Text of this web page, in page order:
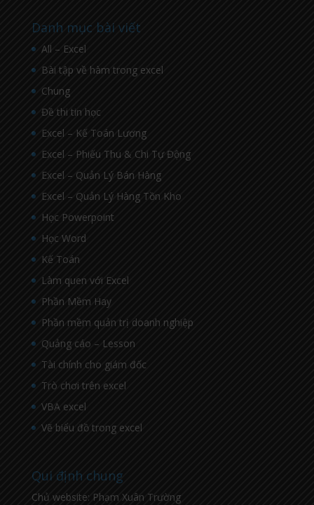
Danh mục bài viết
All – Excel
Bài tập về hàm trong excel
Chung
Đề thi tin học
Excel – Kế Toán Lương
Excel – Phiếu Thu & Chi Tự Động
Excel – Quản Lý Bán Hàng
Excel – Quản Lý Hàng Tồn Kho
Học Powerpoint
Học Word
Kế Toán
Làm quen với Excel
Phần Mềm Hay
Phần mềm quản trị doanh nghiệp
Quảng cáo – Lesson
Tài chính cho giám đốc
Trò chơi trên excel
VBA excel
Vẽ biểu đồ trong excel
Qui định chung
Chủ website: Phạm Xuân Trường